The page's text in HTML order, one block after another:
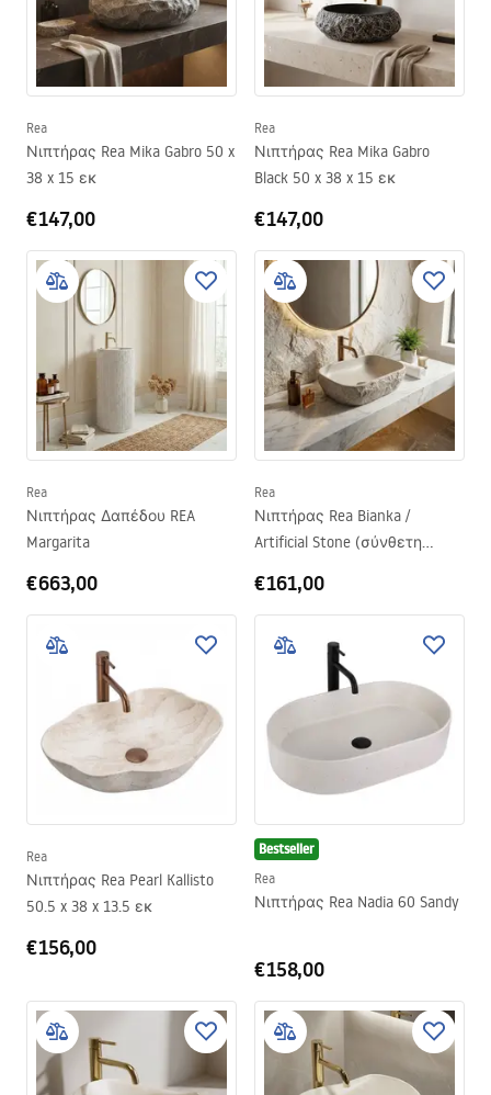
Rea
Νιπτήρας Rea Mika Gabro 50 x
38 x 15 εκ
€147,00
Rea
Νιπτήρας Rea Mika Gabro
Black 50 x 38 x 15 εκ
€147,00
Rea
Νιπτήρας Δαπέδου REA
Margarita
€663,00
Rea
Νιπτήρας Rea Bianka /
Artificial Stone (σύνθετη
€161,00
Rea
Νιπτήρας Rea Pearl Kallisto
50.5 x 38 x 13.5 εκ
€156,00
Bestseller
Rea
Νιπτήρας Rea Nadia 60 Sandy
€158,00